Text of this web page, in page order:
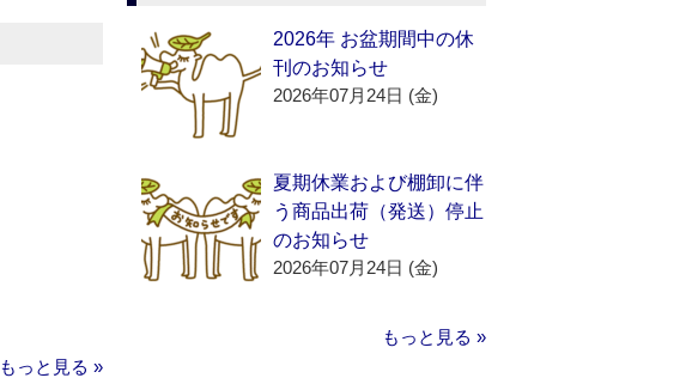
もっと見る »
2026年 お盆期間中の休
刊のお知らせ
2026年07月24日 (金)
夏期休業および棚卸に伴
う商品出荷（発送）停止
のお知らせ
2026年07月24日 (金)
もっと見る »